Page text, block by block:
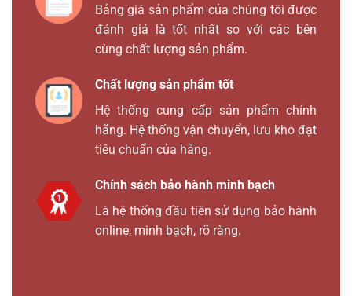
Bảng giá sản phẩm của chúng tôi được
đánh giá là tốt nhất so với các bên
cùng chất lượng sản phẩm.
Chất lượng sản phẩm tốt
Hệ thống cung cấp sản phẩm chính
hãng. Hệ thống vận chuyển, lưu kho đạt
tiêu chuẩn của hãng.
Chính sách bảo hành minh bạch
Là hệ thống đầu tiên sử dụng bảo hành
online, minh bạch, rõ ràng.